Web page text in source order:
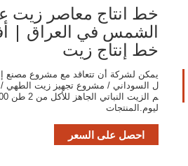
خط انتاج معاصر زيت
الشمس في العراق |
خط إنتاج زيت
يمكن لشركة أن تتعاقد مع مشروع مصنع
ل السوداني / مشروع تجهيز زيت الطهي
ليوم.المنتجات
احصل على السعر